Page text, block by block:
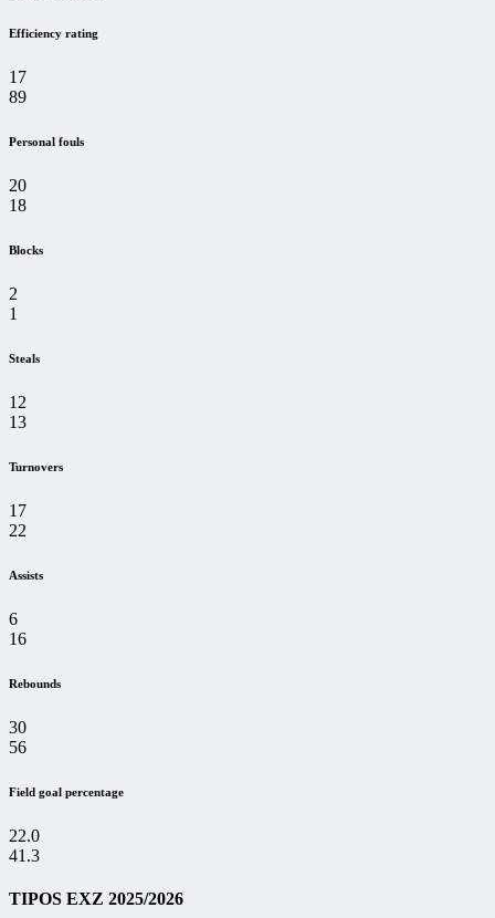
Efficiency rating
17
89
Personal fouls
20
18
Blocks
2
1
Steals
12
13
Turnovers
17
22
Assists
6
16
Rebounds
30
56
Field goal percentage
22.0
41.3
TIPOS EXZ 2025/2026